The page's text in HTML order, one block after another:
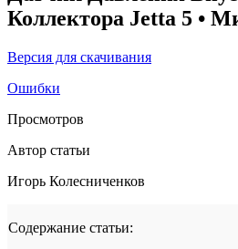
Коллектора Jetta 5 •
Версия для скачивания
Ошибки
Просмотров
Автор статьи
Игорь Колесниченков
Содержание статьи: